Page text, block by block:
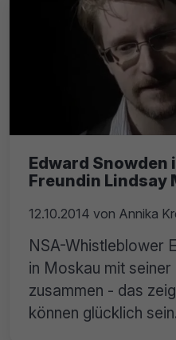
Edward Snowden
Freundin Lindsay
12.10.2014 von Annika
NSA-Whistleblower
in Moskau mit
zusammen - das
können glücklich sein.